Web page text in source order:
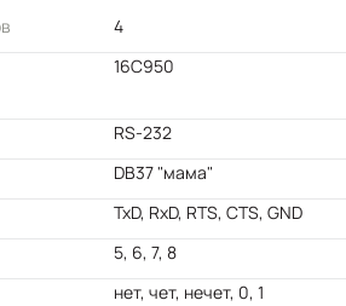
4
16C950
RS-232
DB37 "мама"
TxD, RxD, RTS, CTS, GND
5, 6, 7, 8
нет, чет, нечет, 0, 1